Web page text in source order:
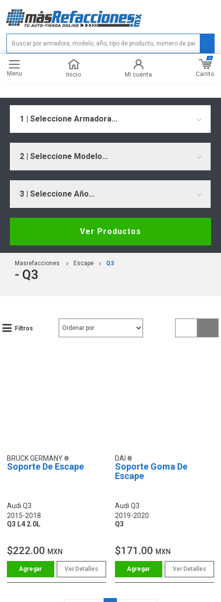
Menu Inicio Mi cuenta Carrito
0
1 | Seleccione Armadora...
2 | Seleccione Modelo...
3 | Seleccione Año...
Ver Productos
Masrefacciones Escape Q3
- Q3
Filtros
BRUCK GERMANY
Soporte De Escape
Audi Q3
2015-2018
Q3 L4 2.0L
$222.00 MXN
Ver Detalles
DAI
Soporte Goma De
Escape
Audi Q3
2019-2020
Q3
$171.00 MXN
Ver Detalles